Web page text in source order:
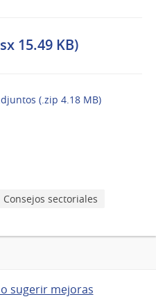
15.49 KB)
(.zip 4.18 MB)
Consejos sectoriales
sugerir mejoras